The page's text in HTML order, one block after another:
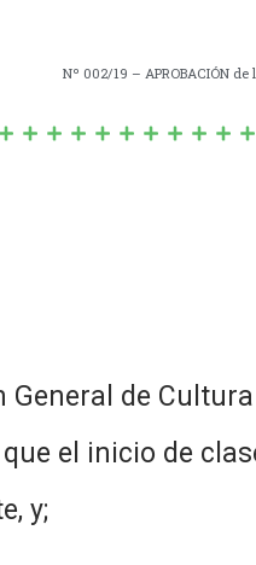
Nº 002/19 – APROBACIÓN
de Cultura
el inicio de
y;